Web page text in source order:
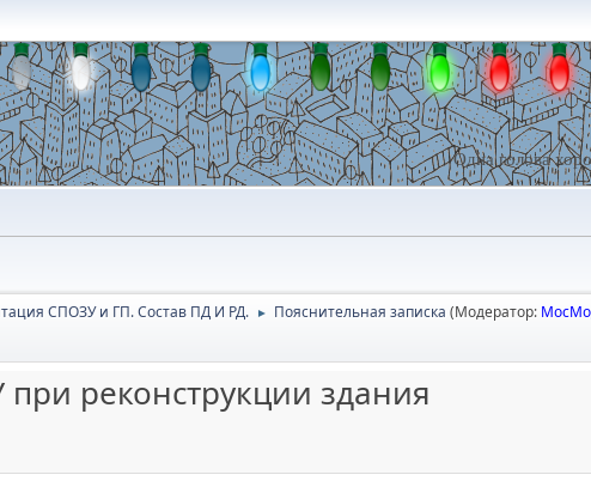
Одна голова
СПОЗУ и ГП. Состав ПД И РД. ► Пояснительная записка (Модератор:
реконструкции здания